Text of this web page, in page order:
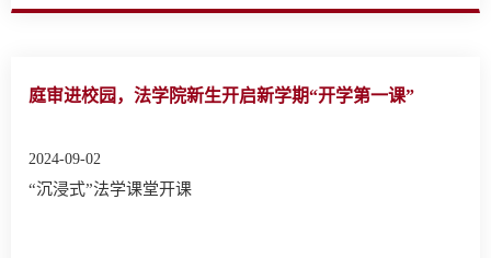
庭审进校园，法学院新生开启新学期“开学第一课”
2024-09-02
“沉浸式”法学课堂开课